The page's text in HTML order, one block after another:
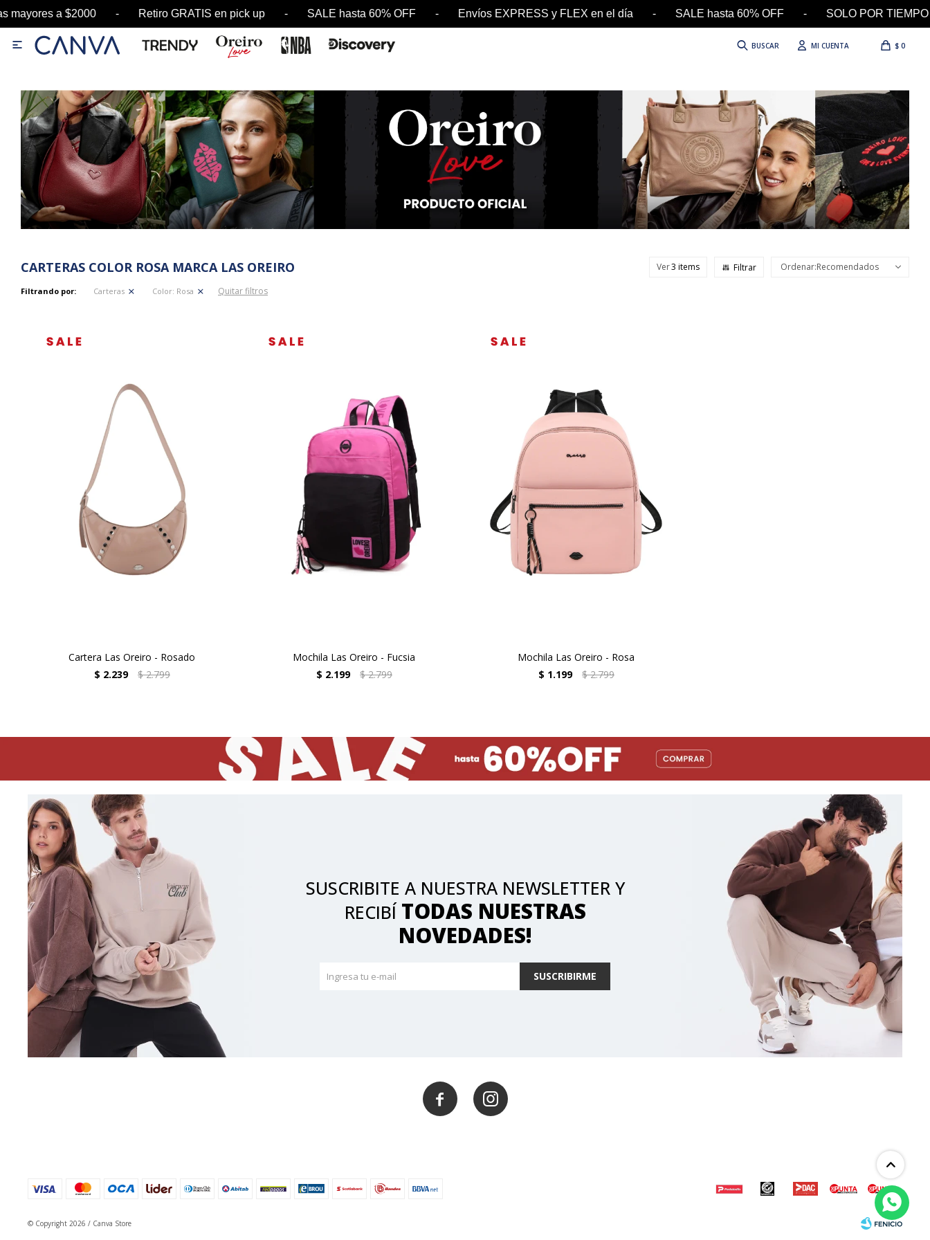
mayores a $2000 - Retiro GRATIS en pick up - SALE hasta 60% OFF - Envíos EXPRESS y FLEX en el día - SALE hasta 60% OFF - SOLO POR TIEMPO
$ 0

CARTERAS COLOR ROSA MARCA LAS OREIRO Ver Recomendados
Filtrando por: Carteras Color: Rosa Quitar filtros
Cartera Las Oreiro - Rosado
$ 2.239 $ 2.799
Mochila Las Oreiro - Fucsia
$ 2.199 $ 2.799
Mochila Las Oreiro - Rosa
$ 1.199 $ 2.799
SUSCRIBITE A NUESTRA NEWSLETTER Y
RECIBÍ TODAS NUESTRAS
NOVEDADES!
SUSCRIBIRME
 
© Copyright 2026 / Canva Store